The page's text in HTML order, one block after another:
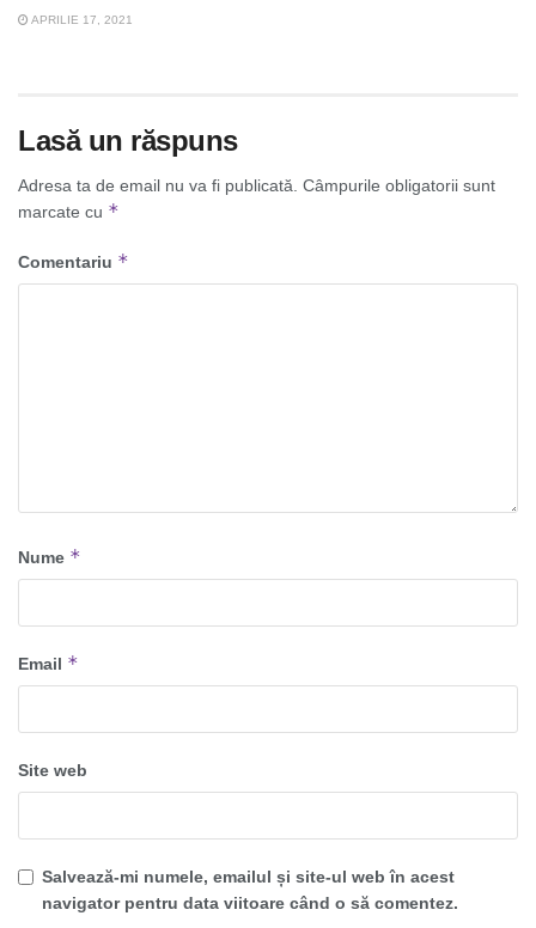
APRILIE 17, 2021
Lasă un răspuns
Adresa ta de email nu va fi publicată. Câmpurile obligatorii sunt
marcate cu *
Comentariu *
Nume *
Email *
Site web
Salvează-mi numele, emailul și site-ul web în acest
navigator pentru data viitoare când o să comentez.